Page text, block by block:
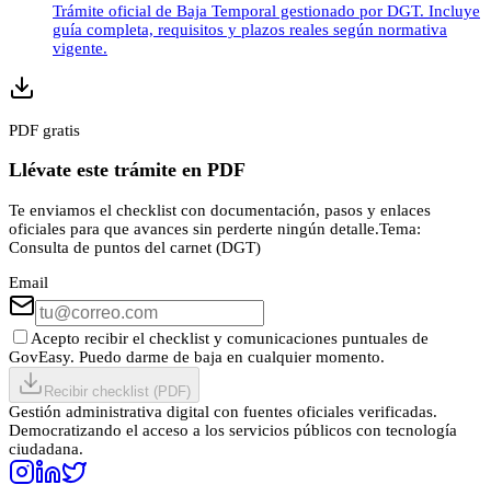
Trámite oficial de Baja Temporal gestionado por DGT. Incluye
guía completa, requisitos y plazos reales según normativa
vigente.
PDF gratis
Llévate este trámite en PDF
Te enviamos el checklist con documentación, pasos y enlaces
oficiales para que avances sin perderte ningún detalle.Tema:
Consulta de puntos del carnet (DGT)
Email
Acepto recibir el checklist y comunicaciones puntuales de
GovEasy. Puedo darme de baja en cualquier momento.
Recibir checklist (PDF)
Gestión administrativa digital con fuentes oficiales verificadas.
Democratizando el acceso a los servicios públicos con tecnología
ciudadana.